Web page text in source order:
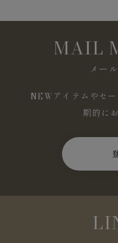
MAIL
メー
NEWアイテムやセ
期的に